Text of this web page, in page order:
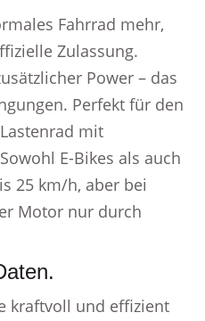
Fahrrad mehr,
Zulassung.
Power – das
Perfekt für den
mit
E-Bikes als auch
25 km/h, aber bei
Motor nur durch
kraftvoll und effizient